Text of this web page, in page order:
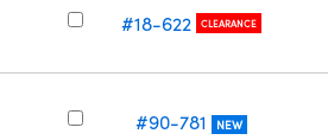
#18-622 CLEARANCE
#90-781 NEW